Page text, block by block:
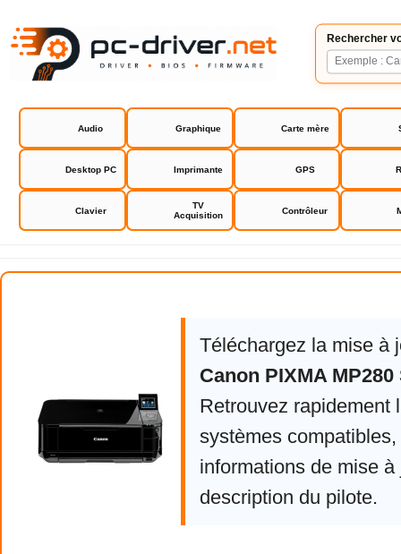
Rechercher
Audio Graphique Carte mère
Desktop PC Imprimante GPS
Clavier
TV
Acquisition
Contrôleur
Canon PIXMA MP280 Series
Téléchargez la mise à
Canon PIXMA
Retrouvez rapidement
systèmes compatibles,
informations de mise à
description du pilote.